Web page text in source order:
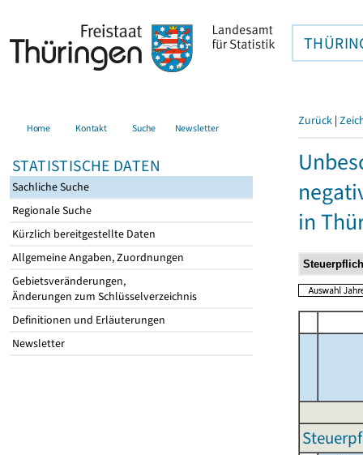
Home Kontakt Suche Newsletter
STATISTISCHE DATEN
Sachliche Suche
Regionale Suche
Kürzlich bereitgestellte Daten
Allgemeine Angaben, Zuordnungen
Gebietsveränderungen,
Änderungen zum Schlüsselverzeichnis
Definitionen und Erläuterungen
Newsletter
Zurück |
in